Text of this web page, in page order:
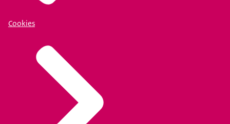
Cookies